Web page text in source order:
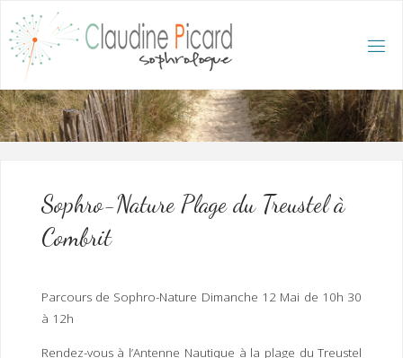
content
DIN
E PI
CAR
D :
/
PHR
HYP
Sophro-Nature Plage du Treustel à
Combrit
Parcours de Sophro-Nature Dimanche 12 Mai de 10h 30
à 12h
Rendez-vous à l’Antenne Nautique à la plage du Treustel